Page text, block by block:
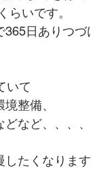
らいです。
365日ありつ
いて
整備、
など、、、、
したくなりま